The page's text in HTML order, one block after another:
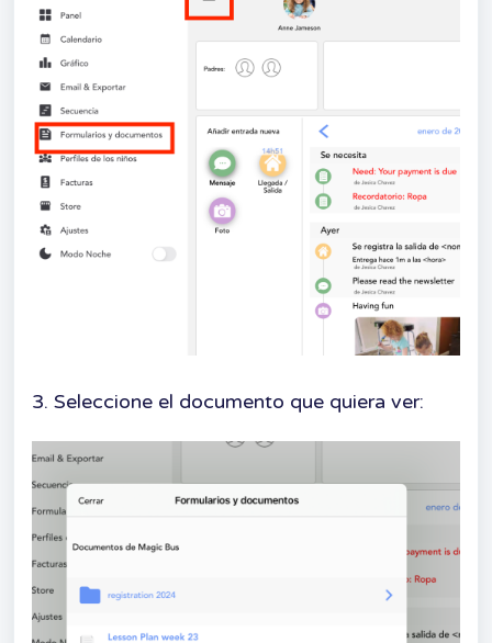
3. Seleccione el documento que quiera ver: